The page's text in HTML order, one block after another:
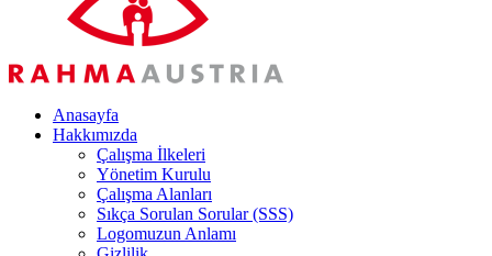
Anasayfa
Hakkımızda
Çalışma İlkeleri
Yönetim Kurulu
Çalışma Alanları
Sıkça Sorulan Sorular (SSS)
Logomuzun Anlamı